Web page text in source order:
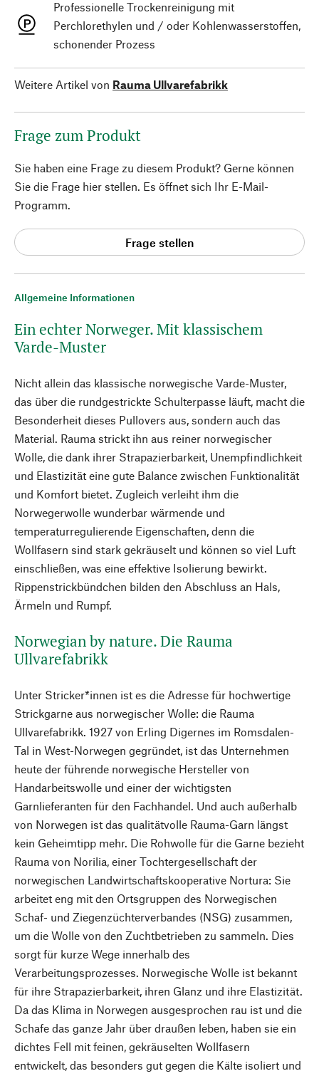
Allgemeine Informationen
Ein echter Norweger. Mit klassischem
Varde-Muster
Nicht allein das klassische norwegische Varde-Muster,
das über die rundgestrickte Schulterpasse läuft, macht die
Besonderheit dieses Pullovers aus, sondern auch das
Material. Rauma strickt ihn aus reiner norwegischer
Wolle, die dank ihrer Strapazierbarkeit, Unempfindlichkeit
und Elastizität eine gute Balance zwischen Funktionalität
und Komfort bietet. Zugleich verleiht ihm die
Norwegerwolle wunderbar wärmende und
temperaturregulierende Eigenschaften, denn die
Wollfasern sind stark gekräuselt und können so viel Luft
einschließen, was eine effektive Isolierung bewirkt.
Rippenstrickbündchen bilden den Abschluss an Hals,
Ärmeln und Rumpf.
Norwegian by nature. Die Rauma
Ullvarefabrikk
Unter Stricker*innen ist es die Adresse für hochwertige
Strickgarne aus norwegischer Wolle: die Rauma
Ullvarefabrikk. 1927 von Erling Digernes im Romsdalen-
Tal in West-Norwegen gegründet, ist das Unternehmen
heute der führende norwegische Hersteller von
Handarbeitswolle und einer der wichtigsten
Garnlieferanten für den Fachhandel. Und auch außerhalb
von Norwegen ist das qualitätvolle Rauma-Garn längst
kein Geheimtipp mehr. Die Rohwolle für die Garne bezieht
Rauma von Norilia, einer Tochtergesellschaft der
norwegischen Landwirtschaftskooperative Nortura: Sie
arbeitet eng mit den Ortsgruppen des Norwegischen
Schaf- und Ziegenzüchterverbandes (NSG) zusammen,
um die Wolle von den Zuchtbetrieben zu sammeln. Dies
sorgt für kurze Wege innerhalb des
Verarbeitungsprozesses. Norwegische Wolle ist bekannt
für ihre Strapazierbarkeit, ihren Glanz und ihre Elastizität.
Da das Klima in Norwegen ausgesprochen rau ist und die
Schafe das ganze Jahr über draußen leben, haben sie ein
dichtes Fell mit feinen, gekräuselten Wollfasern
entwickelt, das besonders gut gegen die Kälte isoliert und
Professionelle Trockenreinigung mit
Perchlorethylen und / oder Kohlenwasserstoffen,
schonender Prozess
Weitere Artikel von Rauma Ullvarefabrikk
Frage zum Produkt
Sie haben eine Frage zu diesem Produkt? Gerne können
Sie die Frage hier stellen. Es öffnet sich Ihr E-Mail-
Programm.
Frage stellen